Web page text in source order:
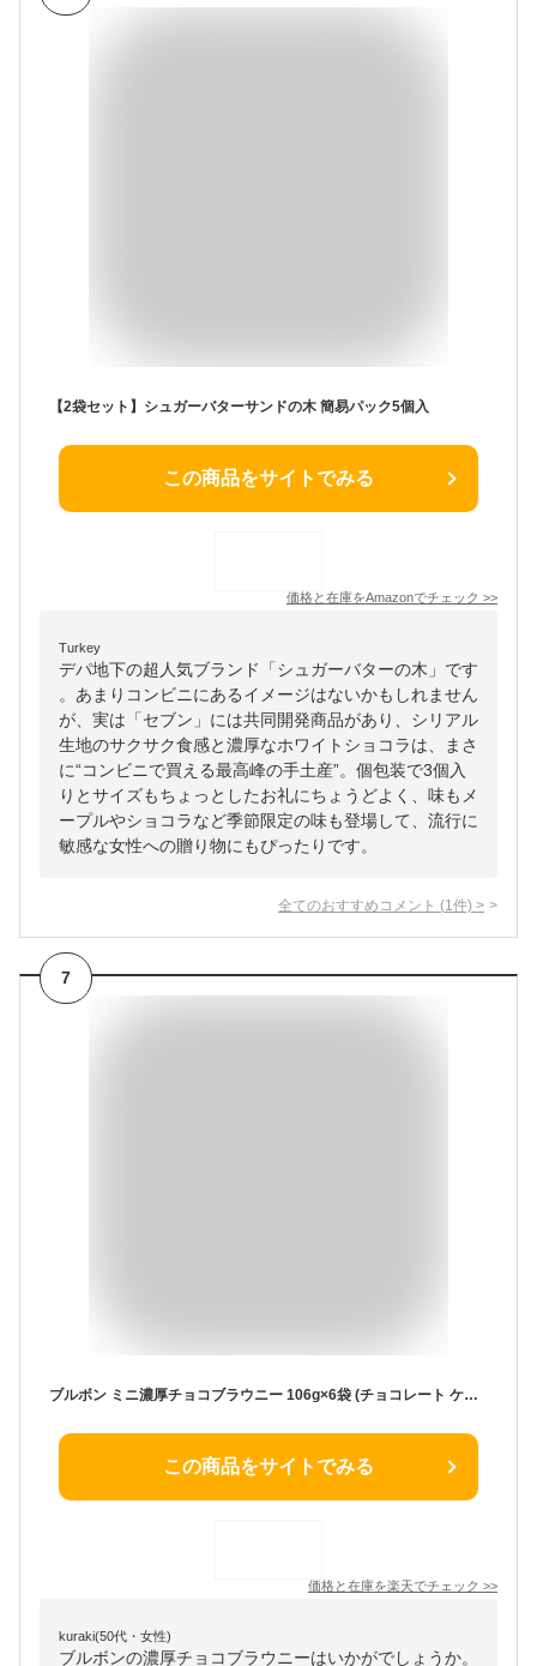
【2袋セット】シュガーバターサンドの木 簡易パック5個入
この商品をサイトでみる
価格と在庫をAmazonでチェック >>
Turkey
デパ地下の超人気ブランド「シュガーバターの木」です
。あまりコンビニにあるイメージはないかもしれません
が、実は「セブン」には共同開発商品があり、シリアル
生地のサクサク食感と濃厚なホワイトショコラは、まさ
に“コンビニで買える最高峰の手土産”。個包装で3個入
りとサイズもちょっとしたお礼にちょうどよく、味もメ
ープルやショコラなど季節限定の味も登場して、流行に
敏感な女性への贈り物にもぴったりです。
全てのおすすめコメント (1 件) >
7
ブルボン ミニ濃厚チョコブラウニー 106g×6袋 (チョコレート ケーキ 大袋 お菓子 景品 まとめ買い) (Y80) (本州送料無料)
この商品をサイトでみる
価格と在庫を楽天でチェック >>
kuraki(50代・女性)
ブルボンの濃厚チョコブラウニーはいかがでしょうか。